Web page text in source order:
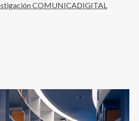
COMUNICADIGITAL